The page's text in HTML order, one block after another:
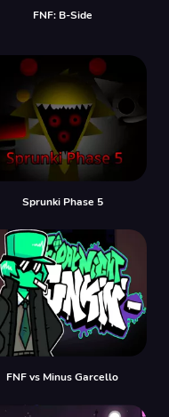
FNF: B-Side
Sprunki Phase 5
FNF vs Minus Garcello